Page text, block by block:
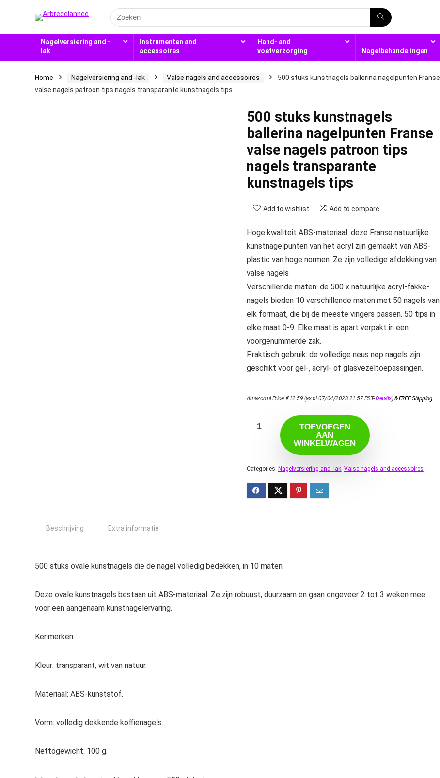
Search
for:
Nagelversiering and -
lak
Instrumenten and
accessoires
Hand- and
voetverzorging
Nagelbehandelingen
Home Nagelversiering and -lak Valse nagels and accessoires
500 stuks kunstnagels ballerina nagelpunten Franse
valse nagels patroon tips nagels transparante kunstnagels tips
500 stuks kunstnagels
ballerina nagelpunten Franse
valse nagels patroon tips
nagels transparante
kunstnagels tips
Add to wishlist Add to compare
Hoge kwaliteit ABS-materiaal: deze Franse natuurlijke
kunstnagelpunten van het acryl zijn gemaakt van ABS-
plastic van hoge normen. Ze zijn volledige afdekking van
valse nagels
Verschillende maten: de 500 x natuurlijke acryl-fakke-
nagels bieden 10 verschillende maten met 50 nagels van
elk formaat, die bij de meeste vingers passen. 50 tips in
elke maat 0-9. Elke maat is apart verpakt in een
voorgenummerde zak.
Praktisch gebruik: de volledige neus nep nagels zijn
geschikt voor gel-, acryl- of glasvezeltoepassingen.
Amazon.nl Price:€12.59 (as of 07/04/2023 21:57 PST-Details)&FREE Shipping.
TOEVOEGEN
AAN
WINKELWAGEN
Categories: Nagelversiering and -lak, Valse nagels and accessoires
Beschrijving Extra informatie
500 stuks ovale kunstnagels die de nagel volledig bedekken, in 10 maten.
Deze ovale kunstnagels bestaan uit ABS-materiaal. Ze zijn robuust, duurzaam en gaan ongeveer 2 tot 3 weken mee
voor een aangenaam kunstnagelervaring.
Kenmerken:
Kleur: transparant, wit van natuur.
Materiaal: ABS-kunststof.
Vorm: volledig dekkende koffienagels.
Nettogewicht: 100 g.